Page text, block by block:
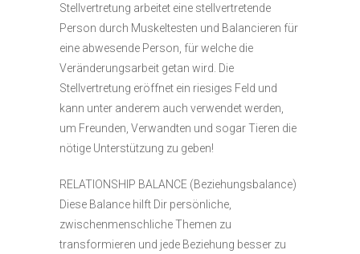
Stellvertretung arbeitet eine stellvertretende
Person durch Muskeltesten und Balancieren für
eine abwesende Person, für welche die
Veränderungsarbeit getan wird. Die
Stellvertretung eröffnet ein riesiges Feld und
kann unter anderem auch verwendet werden,
um Freunden, Verwandten und sogar Tieren die
nötige Unterstützung zu geben!
RELATIONSHIP BALANCE (Beziehungsbalance)
Diese Balance hilft Dir persönliche,
zwischenmenschliche Themen zu
transformieren und jede Beziehung besser zu